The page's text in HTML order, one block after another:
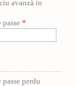
avanzà in
*
perdu